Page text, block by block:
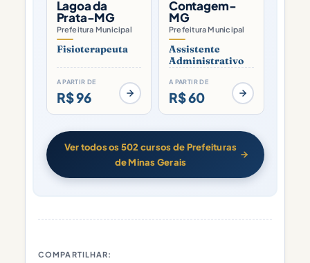
Lagoa da
Prata-MG
Prefeitura Municipal
Fisioterapeuta
A PARTIR DE
R$ 96
Contagem-
MG
Prefeitura Municipal
Assistente
Administrativo
A PARTIR DE
R$ 60
Ver todos os 502 cursos de Prefeituras
de Minas Gerais
COMPARTILHAR: